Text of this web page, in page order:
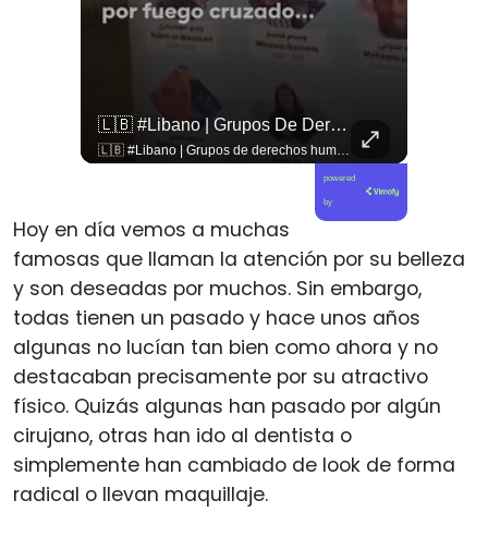
🇱🇧 #Libano | Grupos De Derechos Humanos Presentan Pruebas Sobre El Asesinato De La Periodista Libanesa Amal Khalil, Asesinada Por Israel.
🇱🇧 #Libano | Grupos de derechos humanos presentan pruebas sobre el asesinato de la periodista libanesa Amal Khalil, asesinada por Israel.
powered
by
Hoy en día vemos a muchas
famosas que llaman la atención por su belleza
y son deseadas por muchos. Sin embargo,
todas tienen un pasado y hace unos años
algunas no lucían tan bien como ahora y no
destacaban precisamente por su atractivo
físico. Quizás algunas han pasado por algún
cirujano, otras han ido al dentista o
simplemente han cambiado de look de forma
radical o llevan maquillaje.